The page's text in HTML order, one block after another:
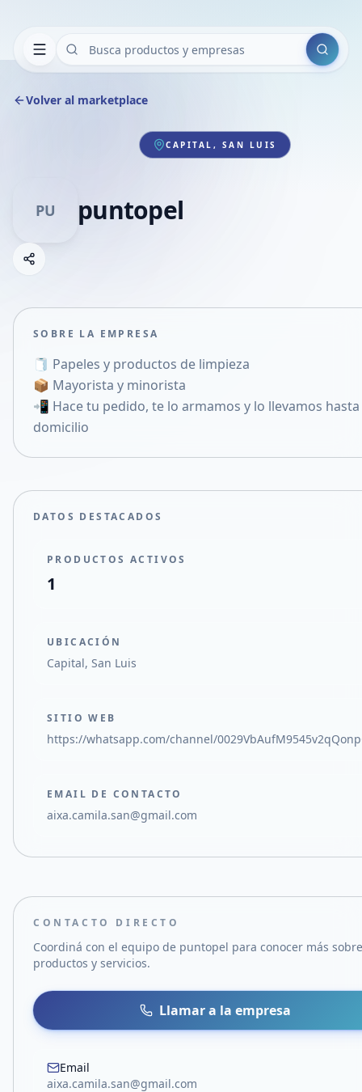
Buscar
Volver al marketplace
CAPITAL, SAN LUIS
PU puntopel
Compartir empresa
Compartir en X
SOBRE LA EMPRESA
🧻 Papeles y productos de limpieza
📦 Mayorista y minorista
📲 Hace tu pedido, te lo armamos y lo llevamos
domicilio
DATOS DESTACADOS
PRODUCTOS ACTIVOS
1
UBICACIÓN
Capital, San Luis
SITIO WEB
https://whatsapp.com/channel/
EMAIL DE CONTACTO
aixa.camila.san@gmail.com
CONTACTO DIRECTO
Coordiná con el equipo de puntopel para conocer más
productos y servicios.
Llamar a la empresa
Email
aixa.camila.san@gmail.com